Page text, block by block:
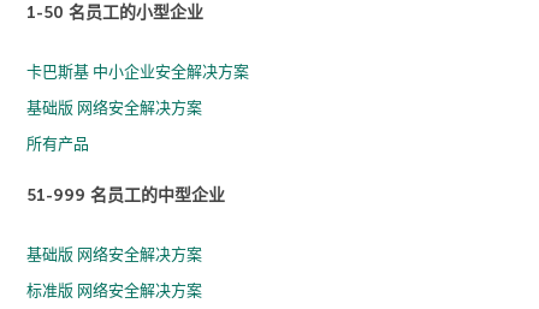
1-50 名员工的小型企业
卡巴斯基 中小企业安全解决方案
基础版 网络安全解决方案
所有产品
51-999 名员工的中型企业
基础版 网络安全解决方案
标准版 网络安全解决方案